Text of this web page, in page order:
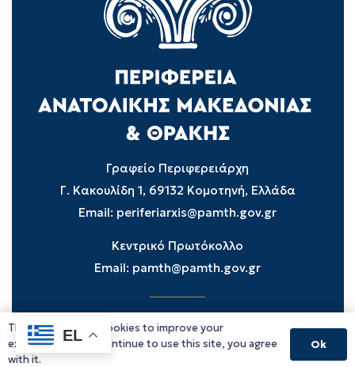
Γραφείο Περιφερειάρχη
Γ. Κακουλίδη 1, 69132 Κομοτηνή, Ελλάδα
Email: periferiarxis@pamth.gov.gr
Κεντρικό Πρωτόκολλο
Email: pamth@pamth.gov.gr
Υπηρεσίες Δράμας
Υπηρεσίες Καβάλας
EL
This website uses cookies to improve your
experience. If you continue to use this site, you agree
with it.
Ok